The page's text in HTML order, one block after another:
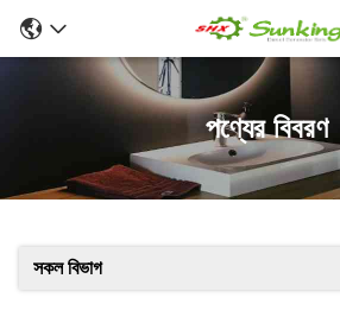
পণ্যের বিবরণ
সকল বিভাগ